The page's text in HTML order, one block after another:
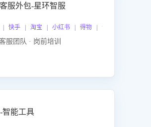
服外包-星环智服
快手 | 淘宝 | 小红书 | 得物 | 企业微信
服团队 · 岗前培训
智能工具